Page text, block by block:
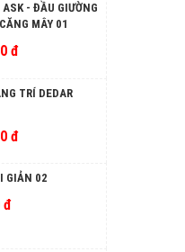
ASK - ĐẦU GIƯỜNG
MÂY 01
đ
TRÍ DEDAR
đ
GIẢN 02
đ